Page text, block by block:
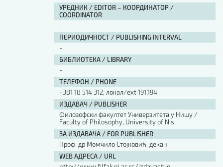
УРЕДНИК / EDITOR – КООРДИНАТОР /
COORDINATOR
-
ПЕРИОДИЧНОСТ / PUBLISHING INTERVAL
-
БИБЛИОТЕКА / LIBRARY
-
ТЕЛЕФОН / PHONE
+381 18 514 312, локал/ext 191,194
ИЗДАВАЧ / PUBLISHER
Филозофски факултет Универзитета у Нишу /
Faculty of Philosophy, University of Nis
ЗА ИЗДАВАЧА / FOR PUBLISHER
Проф. др Момчило Стојковић, декан
WEB АДРЕСА / URL